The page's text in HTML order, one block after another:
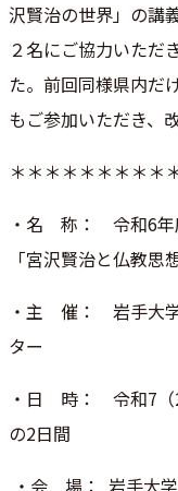
沢賢治の世界」の講
２名にご協力いただき
た。前回同様県内だ
もご参加いただき、
＊＊＊＊＊＊＊＊＊
・名 称： 令和6年
「宮沢賢治と仏教思
・主 催： 岩手大学
ター
・日 時： 令和7（
の2日間
・会 場： 岩手大